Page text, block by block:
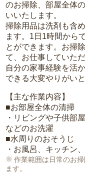
のお掃除、部屋全体
いいたします。
掃除用品は洗剤も含
ます。1日1時間から
とができます。お掃
て、お仕事していただ
自分の家事経験を活
できる大変やりがい
【主な作業内容】
■お部屋全体の清掃
・リビングや子供部
などのお洗濯
■水周りのおそうじ
・お風呂、キッチン
作業範囲は日常のお
ます。